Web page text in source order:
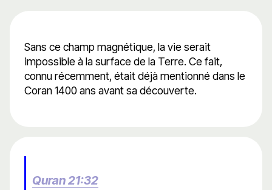
Sans ce champ magnétique, la vie serait
impossible à la surface de la Terre. Ce fait,
connu récemment, était déjà mentionné dans le
Coran 1400 ans avant sa découverte.
Quran 21:32